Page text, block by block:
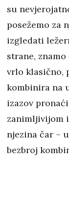
su
posežemo za
izgledati
strane,
vrlo klasično,
kombinira na
izazov
zanimljivijom
njezina čar –
bezbroj